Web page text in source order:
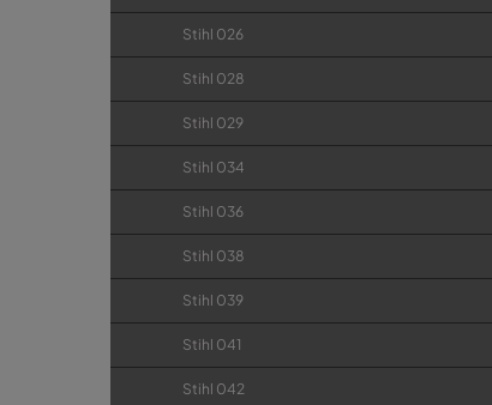
Stihl 026
Stihl 028
Stihl 029
Stihl 034
Stihl 036
Stihl 038
Stihl 039
Stihl 041
Stihl 042